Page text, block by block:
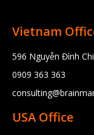
Vietnam
596 Nguyễn Đình
0909 363 363
USA Office